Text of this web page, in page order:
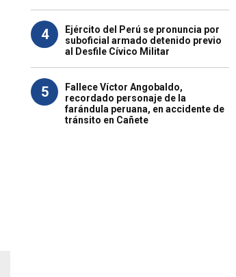
4
Ejército del Perú se pronuncia por
suboficial armado detenido previo
al Desfile Cívico Militar
5
Fallece Víctor Angobaldo,
recordado personaje de la
farándula peruana, en accidente de
tránsito en Cañete